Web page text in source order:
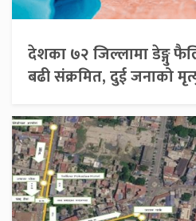
देशका ७२ जिल्लामा डेङ्गु
बढी संक्रमित, दुई जनाको